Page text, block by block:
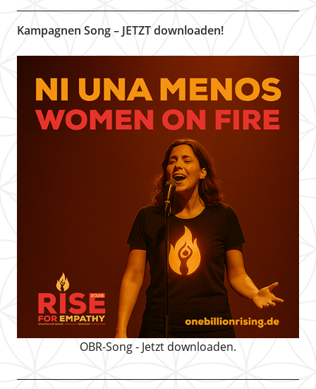
Kampagnen Song – JETZT downloaden!
OBR-Song - Jetzt downloaden.